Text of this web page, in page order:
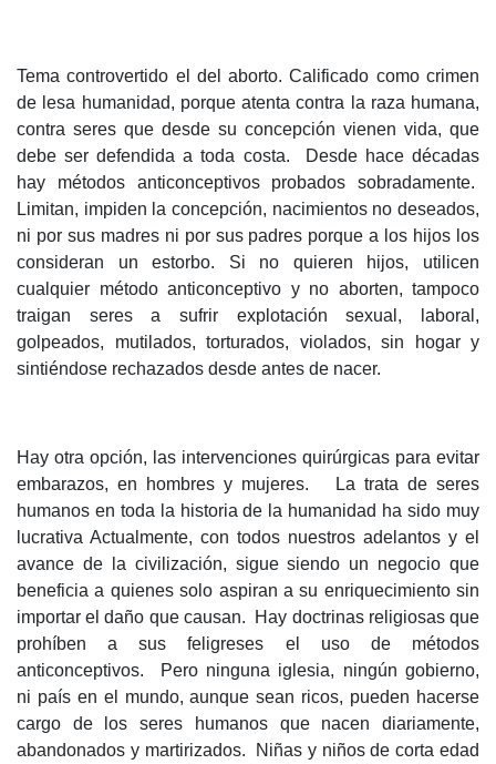
Tema controvertido el del aborto. Calificado como crimen
de lesa humanidad, porque atenta contra la raza humana,
contra seres que desde su concepción vienen vida, que
debe ser defendida a toda costa. Desde hace décadas
hay métodos anticonceptivos probados sobradamente.
Limitan, impiden la concepción, nacimientos no deseados,
ni por sus madres ni por sus padres porque a los hijos los
consideran un estorbo. Si no quieren hijos, utilicen
cualquier método anticonceptivo y no aborten, tampoco
traigan seres a sufrir explotación sexual, laboral,
golpeados, mutilados, torturados, violados, sin hogar y
sintiéndose rechazados desde antes de nacer.
Hay otra opción, las intervenciones quirúrgicas para evitar
embarazos, en hombres y mujeres. La trata de seres
humanos en toda la historia de la humanidad ha sido muy
lucrativa Actualmente, con todos nuestros adelantos y el
avance de la civilización, sigue siendo un negocio que
beneficia a quienes solo aspiran a su enriquecimiento sin
importar el daño que causan. Hay doctrinas religiosas que
prohíben a sus feligreses el uso de métodos
anticonceptivos. Pero ninguna iglesia, ningún gobierno,
ni país en el mundo, aunque sean ricos, pueden hacerse
cargo de los seres humanos que nacen diariamente,
abandonados y martirizados. Niñas y niños de corta edad